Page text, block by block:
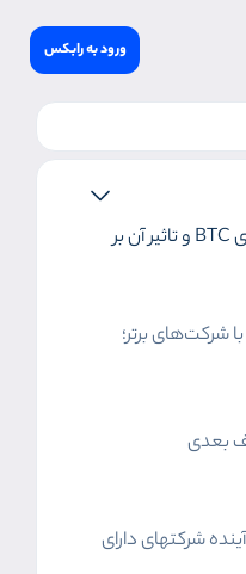
ورود به رابکس
تمرکز مایکرواستراتژی روی BTC و تاثیر آن بر
شرکت‌های برتر؛
بعدی
شرکتهای دارای